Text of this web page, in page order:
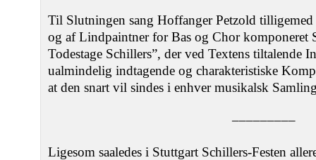
Til Slutningen sang Hoffanger Petzold
og af Lindpaintner for Bas og Chor komponeret
Todestage Schillers”, der ved Textens tiltalende
ualmindelig indtagende og charakteristiske
at den snart vil sindes i enhver musikalsk
–––––––––
Ligesom saaledes i Stuttgart Schillers-Festen